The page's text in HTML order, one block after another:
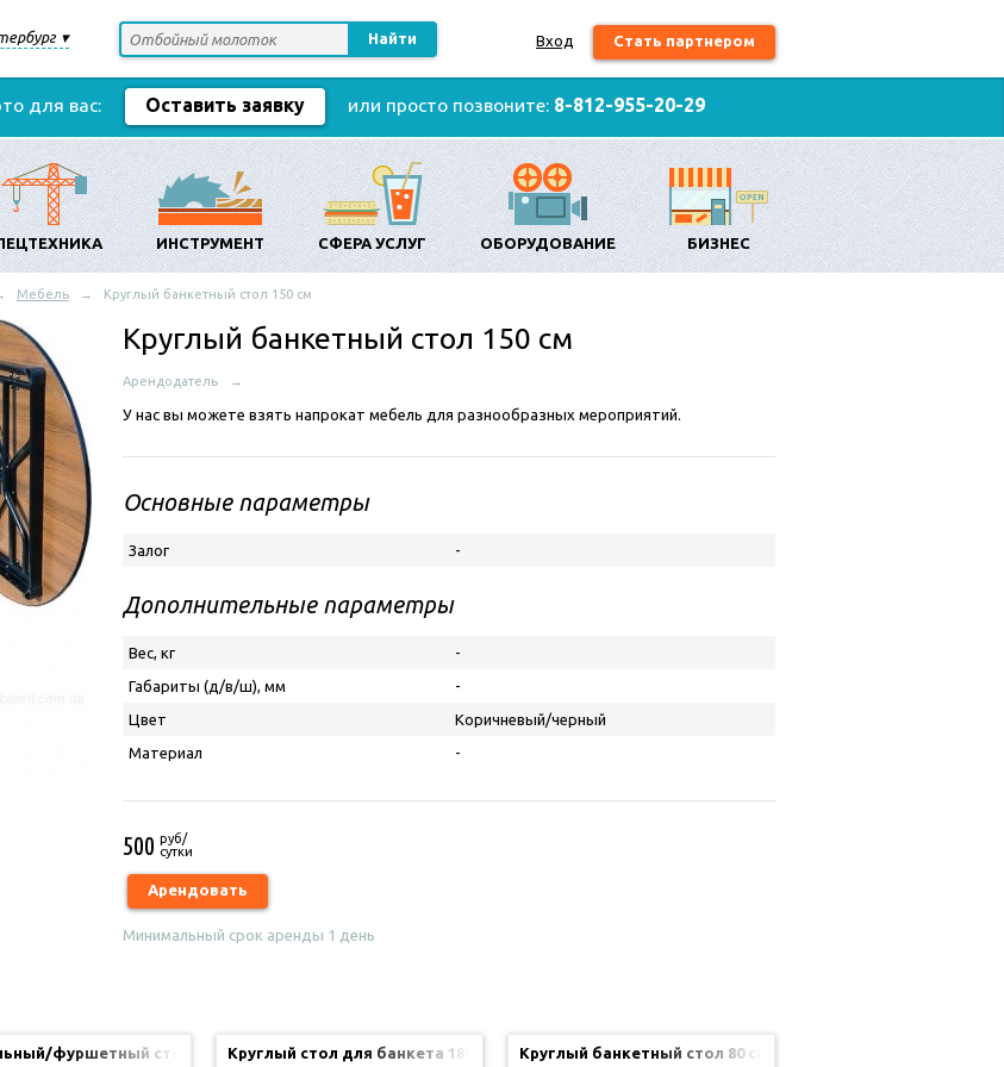
Найти Вход Стать партнером
для вас: Оставить заявку или просто позвоните: 8-812-955-20-29
ИНСТРУМЕНТ СФЕРА УСЛУГ ОБОРУДОВАНИЕ БИЗНЕС
Мебель Круглый банкетный стол 150 см
Круглый банкетный стол 150 см
Арендодатель
У нас вы можете взять напрокат мебель для разнообразных мероприятий.
Основные параметры
Залог -
Дополнительные параметры
Вес, кг
-
Габариты (д/в/ш), мм
-
Цвет
Коричневый/черный
Материал
-
500 руб/
сутки
Арендовать
Минимальный срок аренды 1 день
фуршетный стол Круглый стол для банкета 180 см Круглый банкетный стол 80 см